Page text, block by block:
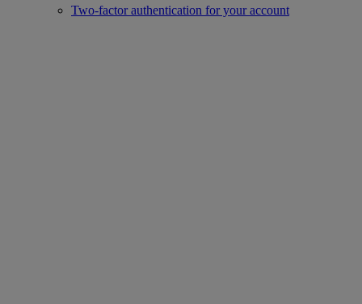
Two-factor authentication for your account